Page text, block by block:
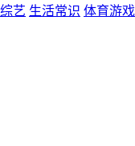
艺 生活常识 体育游戏